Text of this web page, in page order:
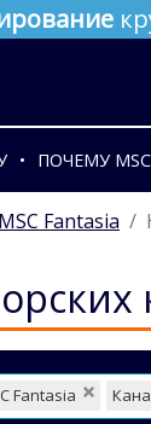
ПОЧЕМУ
MSC Fantasia
Fantasia